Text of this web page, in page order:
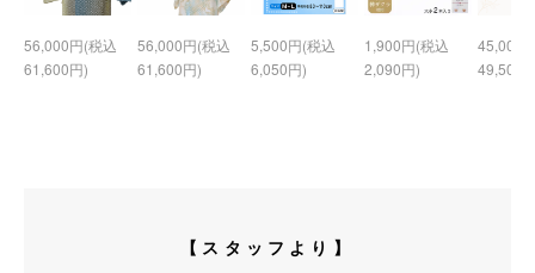
56,000円(税込
61,600円)
56,000円(税込
61,600円)
5,500円(税込
6,050円)
1,900円(税込
2,090円)
45,000
49,500
【スタッフより】